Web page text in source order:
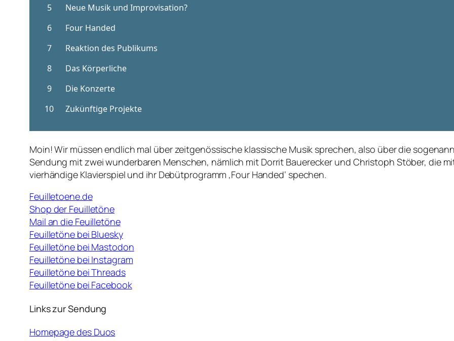
Moin! Wir müssen endlich mal über zeitgenössische klassische Musik sprechen, also über die
Sendung mit zwei wunderbaren Menschen, nämlich mit Dorrit Bauerecker und Christoph Stöber, die
vierhändige Klavierspiel und ihr Debütprogramm ‚Four Handed‘ spechen.
Feuilletoene.de
Shop der Feuilletöne
Mail an die Feuilletöne
Feuilletöne bei Bluesky
Feuilletöne bei Mastodon
Feuilletöne bei Instagram
Feuilletöne bei Threads
Feuilletöne bei Facebook
Links zur Sendung
Homepage des Duos